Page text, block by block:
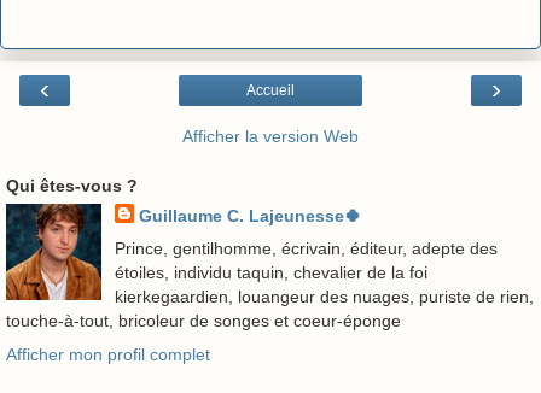
‹ ›
Accueil
Afficher la version Web
Qui êtes-vous ?
Guillaume C. Lajeunesse🍀
Prince, gentilhomme, écrivain, éditeur, adepte des
étoiles, individu taquin, chevalier de la foi
kierkegaardien, louangeur des nuages, puriste de rien,
touche-à-tout, bricoleur de songes et coeur-éponge
Afficher mon profil complet